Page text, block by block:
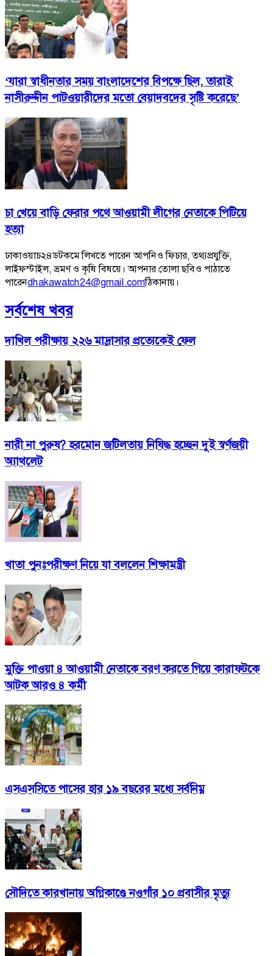
‘যারা স্বাধীনতার সময় বাংলাদেশের বিপক্ষে ছিল, তারাই
নাসীরুদ্দীন পাটওয়ারীদের মতো বেয়াদবদের সৃষ্টি করেছে’
চা খেয়ে বাড়ি ফেরার পথে আওয়ামী লীগের নেতাকে পিটিয়ে
হত্যা
ঢাকাওয়াচ২৪ডটকমে লিখতে পারেন আপনিও ফিচার, তথ্যপ্রযুক্তি,
লাইফস্টাইল, ভ্রমণ ও কৃষি বিষয়ে। আপনার তোলা ছবিও পাঠাতে
পারেনdhakawatch24@gmail.comঠিকানায়।
সর্বশেষ খবর
দাখিল পরীক্ষায় ২২৬ মাদ্রাসার প্রত্যেকেই ফেল
নারী না পুরুষ? হরমোন জটিলতায় নিষিদ্ধ হচ্ছেন দুই স্বর্ণজয়ী
অ্যাথলেট
খাতা পুনঃপরীক্ষণ নিয়ে যা বললেন শিক্ষামন্ত্রী
মুক্তি পাওয়া ৪ আওয়ামী নেতাকে বরণ করতে গিয়ে কারাফটকে
আটক আরও ৪ কর্মী
এসএসসিতে পাসের হার ১৯ বছরের মধ্যে সর্বনিম্ন
সৌদিতে কারখানায় অগ্নিকাণ্ডে নওগাঁর ১০ প্রবাসীর মৃত্যু